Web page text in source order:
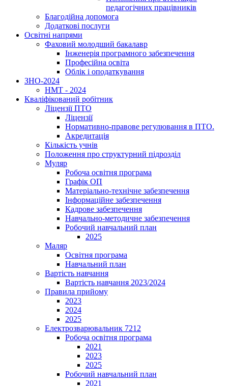
педагогічних працівників
Благодійна допомога
Додаткові послуги
Освітні напрями
Фаховий молодший бакалавр
Інженерія програмного забезпечення
Професійна освіта
Облік і оподаткування
ЗНО-2024
НМТ - 2024
Кваліфікований робітник
Ліцензії ПТО
Ліцензії
Нормативно-правове регулювання в ПТО.
Акредитація
Кількість учнів
Положення про структурний підрозділ
Муляр
Робоча освітня програма
Графік ОП
Матеріально-технічне забезпечення
Інформаційне забезпечення
Кадрове забезпечення
Навчально-методичне забезпечення
Робочий навчальний план
2025
Маляр
Освітня програма
Навчальний план
Вартість навчання
Вартість навчання 2023/2024
Правила прийому
2023
2024
2025
Електрозварювальник 7212
Робоча освітня програма
2021
2023
2025
Робочий навчальний план
2021